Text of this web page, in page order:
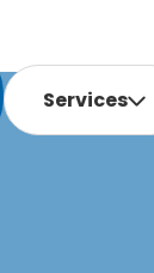
Services